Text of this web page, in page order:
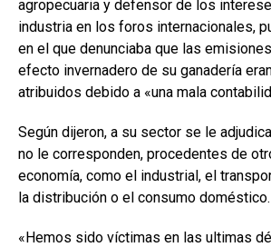
agropecuaria y defensor de los
industria en los foros internacionales,
en el que denunciaba que las
efecto invernadero de su ganadería
atribuidos debido a «una mala
Según dijeron, a su sector se le
no le corresponden, procedentes de
economía, como el industrial, el
la distribución o el consumo doméstico.
«Hemos sido víctimas en las ultimas